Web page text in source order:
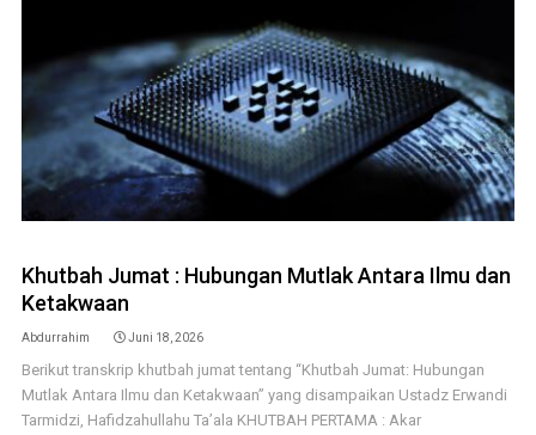
Khutbah Jumat : Hubungan Mutlak Antara Ilmu dan
Ketakwaan
Abdurrahim Juni 18, 2026
Berikut transkrip khutbah jumat tentang “Khutbah Jumat: Hubungan
Mutlak Antara Ilmu dan Ketakwaan” yang disampaikan Ustadz Erwandi
Tarmidzi, Hafidzahullahu Ta’ala KHUTBAH PERTAMA : Akar